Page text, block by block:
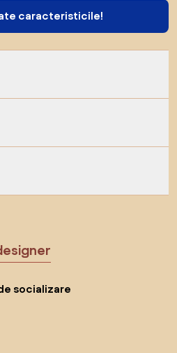
caracteristicile!
socializare